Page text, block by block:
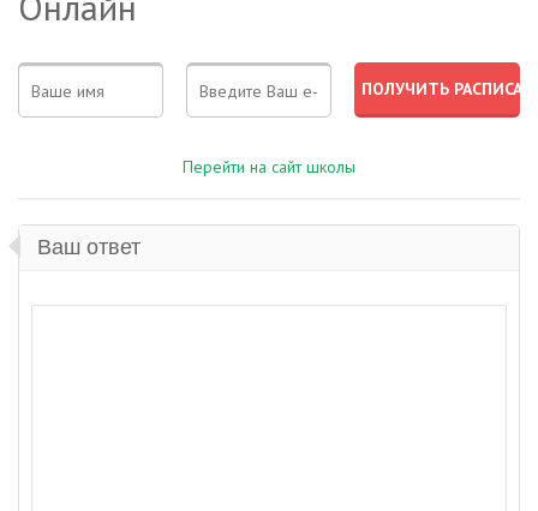
Перейти на сайт школы
Ваш ответ